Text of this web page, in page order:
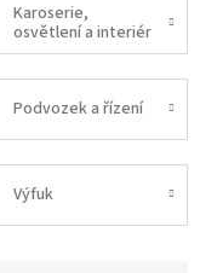
Karoserie,
osvětlení a interiér
Podvozek a řízení
Výfuk